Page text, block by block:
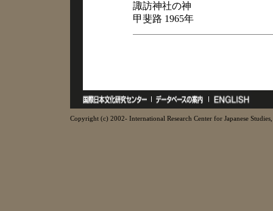
諏訪神社の神
甲斐路 1965年
Copyright (c) 2002- International Research Center for Japanese